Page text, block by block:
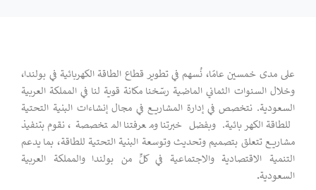
على مدى خمسين عامًا، نُسهم في تطوير قطاع الطاقة الكهربائية في بولندا،
وخلال السنوات الثماني الماضية رسّخنا مكانة قوية لنا في المملكة العربية
السعودية. نتخصص في إدارة المشاريع في مجال إنشاءات البنية التحتية
للطاقة الكهربائية. وبفضل خبرتنا ومعرفتنا المتخصصة، نقوم بتنفيذ
مشاريع تتعلق بتصميم وتحديث وتوسعة البنية التحتية للطاقة، بما يدعم
التنمية الاقتصادية والاجتماعية في كلٍّ من بولندا والمملكة العربية
السعودية.